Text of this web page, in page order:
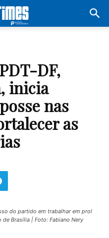
DF,
inicia
nas
as
do partido em trabalhar em prol
Brasília | Foto: Fabiano Nery